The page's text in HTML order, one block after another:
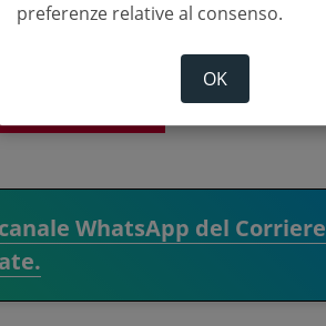
WhatsApp del Corriere
preferenze relative al consenso.
OK